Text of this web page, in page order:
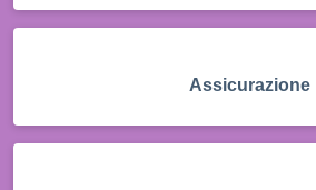
Assicurazione